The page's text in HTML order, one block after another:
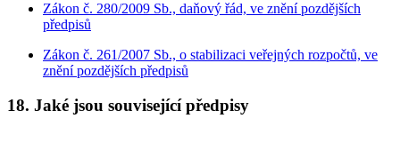
Zákon č. 280/2009 Sb., daňový řád, ve znění pozdějších
předpisů
Zákon č. 261/2007 Sb., o stabilizaci veřejných rozpočtů, ve
znění pozdějších předpisů
18. Jaké jsou související předpisy